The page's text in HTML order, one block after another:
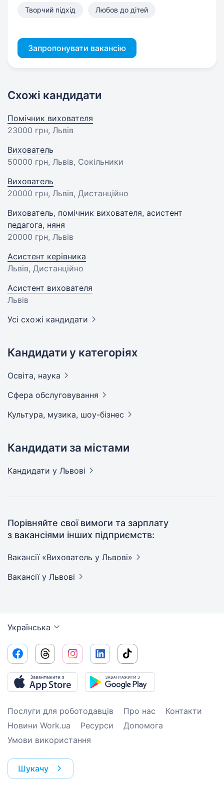
Творчий підхід Любов до дітей
Запропонувати вакансію
Схожі кандидати
Помічник вихователя
23000 грн, Львів
Вихователь
50000 грн, Львів, Сокільники
Вихователь
20000 грн, Львів, Дистанційно
Вихователь, помічник вихователя, асистент
педагога, няня
20000 грн, Львів
Асистент керівника
Львів, Дистанційно
Асистент вихователя
Львів
Усі схожі кандидати
Кандидати у категоріях
Освіта, наука
Сфера обслуговування
Культура, музика, шоу-бізнес
Кандидати за містами
Кандидати у Львові
Порівняйте свої вимоги та зарплату
з вакансіями інших підприємств:
Вакансії «Вихователь у Львові»
Вакансії у Львові
Українська
Послуги для роботодавців Про нас
Контакти
Новини Work.ua
Ресурси
Допомога
Умови використання
Шукачу